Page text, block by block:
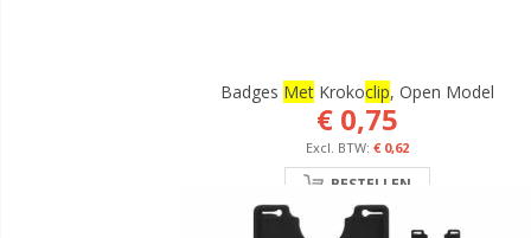
Badges Met KrokoClip, Open Model
€ 0,75
€ 0,62
BESTELLEN